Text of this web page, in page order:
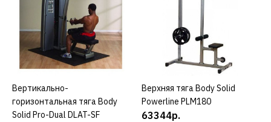
503982р.
КУПИТЬ
ДОБАВИТЬ К СРАВНЕНИЮ
ДОБАВИТЬ В ПОЖЕЛАНИЯ
КУПИТЬ
Вертикально-
горизонтальная тяга Body
Solid Pro-Dual DLAT-SF
КУПИТЬ
Верхняя тяга Body Solid
Powerline PLM180
63344р.